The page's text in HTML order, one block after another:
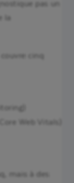
pas un
la
cinq
Web Vitals)
mais à des